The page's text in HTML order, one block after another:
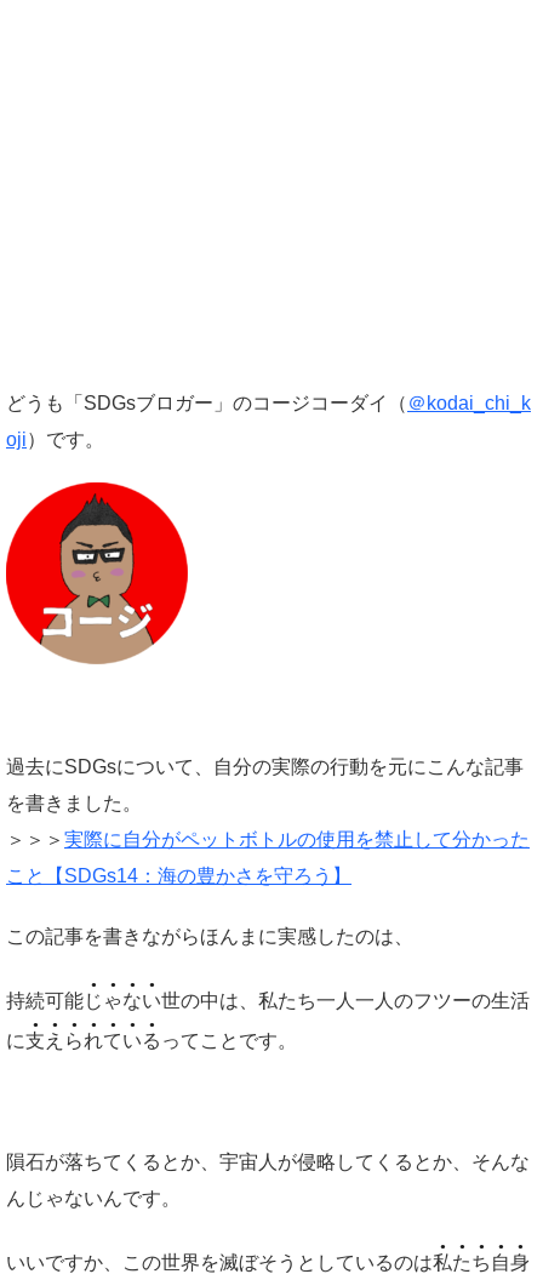
どうも「SDGsブロガー」のコージコーダイ（ ＠kodai_chi_k
oji）です。
過去にSDGsについて、自分の実際の行動を元にこんな記事
を書きました。
＞＞＞ 実際に自分がペットボトルの使用を禁止して分かった
こと【SDGs14：海の豊かさを守ろう】
この記事を書きながらほんまに実感したのは、
持続可能じゃない世の中は、私たち一人一人のフツーの生活
に支えられている ってことです。
隕石が落ちてくるとか、宇宙人が侵略してくるとか、そんな
んじゃないんです。
いいですか、この世界を滅ぼそうとしているのは私たち自身